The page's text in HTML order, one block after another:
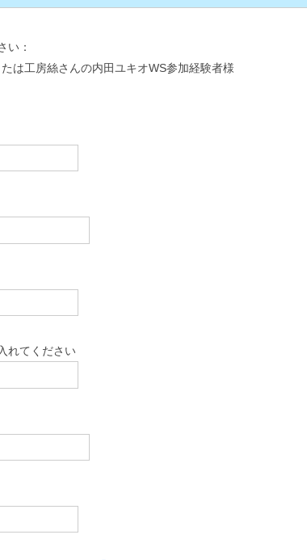
い：
は工房絲さんの内田ユキオWS参加経験者様
れてください